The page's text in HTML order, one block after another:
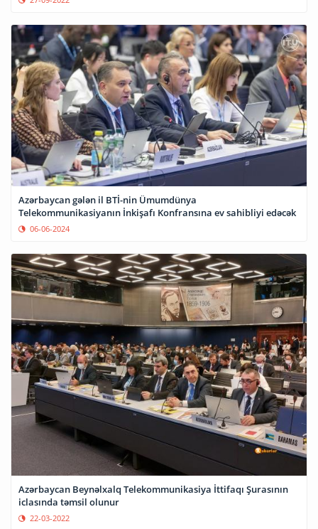
Azərbaycan gələn il BTİ-nin Ümumdünya
Telekommunikasiyanın İnkişafı Konfransına ev sahibliyi edəcək
06-06-2024
Azərbaycan Beynəlxalq Telekommunikasiya İttifaqı Şurasının
iclasında təmsil olunur
22-03-2022